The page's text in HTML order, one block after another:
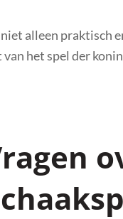
alleen praktisch
het spel der